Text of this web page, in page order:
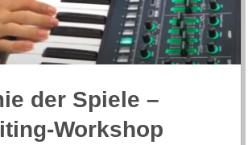
der Spiele –
Workshop